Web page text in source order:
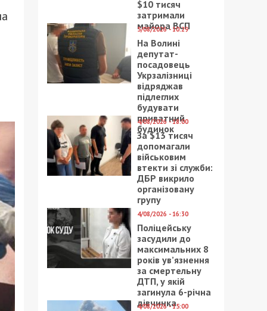
$10 тисяч
затримали
майора ВСП
5/08/2026 - 10:29
На Волині
депутат-
посадовець
Укрзалізниці
відряджав
підлеглих
будувати
приватний
будинок
4/08/2026 - 18:00
За $13 тисяч
допомагали
військовим
втекти зі служби:
ДБР викрило
організовану
групу
4/08/2026 - 16:30
Поліцейську
засудили до
максимальних 8
років ув’язнення
за смертельну
ДТП, у якій
загинула 6-річна
дівчинка
4/08/2026 - 15:00